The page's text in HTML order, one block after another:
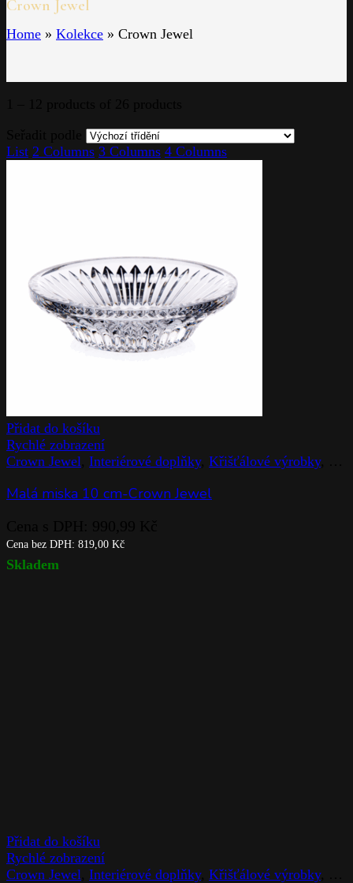
Crown Jewel
Home » Kolekce » Crown Jewel
List 2 Columns 3 Columns 4 Columns
Přidat do košíku
Rychlé zobrazení
Crown Jewel Interiérové doplňky, Křišťálové výrobky,
Malá miska 10 cm-Crown Jewel
Cena bez DPH: 819,00 Kč
Skladem
Přidat do košíku
Rychlé zobrazení
Crown Jewel Interiérové doplňky, Křišťálové výrobky,